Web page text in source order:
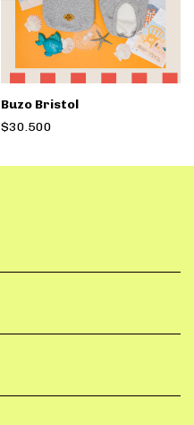
Buzo Bristol
$30.500